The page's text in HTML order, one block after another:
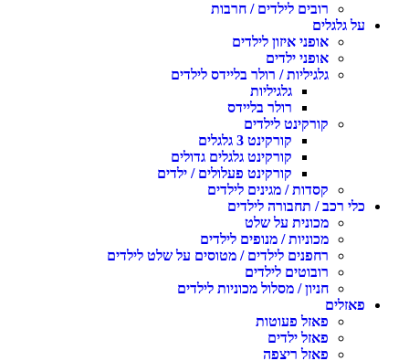
רובים לילדים / חרבות
גלגלים
אופני איזון לילדים
אופני ילדים
גלגיליות / רולר בליידס לילדים
גלגיליות
רולר בליידס
קורקינט לילדים
קורקינט 3 גלגלים
קורקינט גלגלים גדולים
קורקינט פעלולים / ילדים
קסדות / מגינים לילדים
רכב / תחבורה לילדים
מכונית על שלט
מכוניות / מנופים לילדים
רחפנים לילדים / מטוסים על שלט לילדים
רובוטים לילדים
חניון / מסלול מכוניות לילדים
פאזל פעוטות
פאזל ילדים
פאזל ריצפה